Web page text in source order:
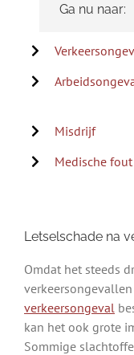
Ga nu naar:
Misdrijf
Medische fout
Letselschade na
Omdat het steeds
verkeersongeval
kan het ook grote
Sommige